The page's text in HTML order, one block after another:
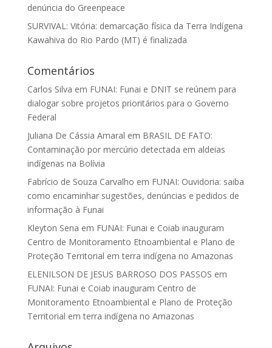
denúncia do Greenpeace
SURVIVAL: Vitória: demarcação física da Terra Indígena
Kawahiva do Rio Pardo (MT) é finalizada
Comentários
Carlos Silva em FUNAI: Funai e DNIT se reúnem para
dialogar sobre projetos prioritários para o Governo
Federal
Juliana De Cássia Amaral em BRASIL DE FATO:
Contaminação por mercúrio detectada em aldeias
indígenas na Bolívia
Fabrício de Souza Carvalho em FUNAI: Ouvidoria: saiba
como encaminhar sugestões, denúncias e pedidos de
informação à Funai
Kleyton Sena em FUNAI: Funai e Coiab inauguram
Centro de Monitoramento Etnoambiental e Plano de
Proteção Territorial em terra indígena no Amazonas
ELENILSON DE JESUS BARROSO DOS PASSOS em
FUNAI: Funai e Coiab inauguram Centro de
Monitoramento Etnoambiental e Plano de Proteção
Territorial em terra indígena no Amazonas